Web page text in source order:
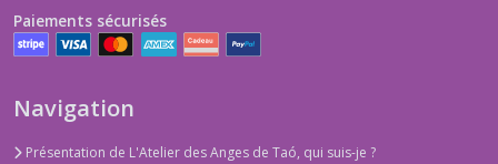
Paiements sécurisés
Navigation
Présentation de L'Atelier des Anges de Taó, qui suis-je ?